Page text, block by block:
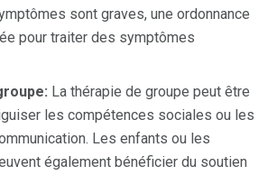
sont graves, une ordonnance
pour traiter des symptômes
La thérapie de groupe peut être
les compétences sociales ou les
Les enfants ou les
également bénéficier du soutien